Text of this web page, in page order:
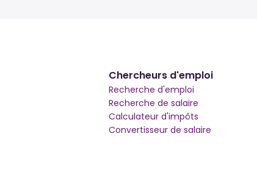
Chercheurs d'emploi
Recherche d'emploi
Recherche de salaire
Calculateur d'impôts
Convertisseur de salaire